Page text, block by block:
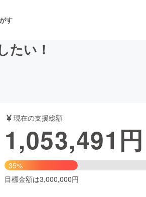
す
マンス
ファッション
たい！
現在の支援総額
1,053,491 円
35%
目標金額は3,000,000円